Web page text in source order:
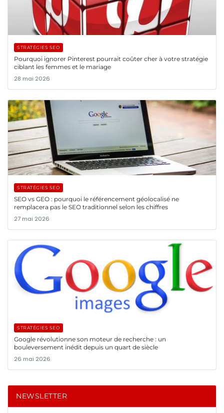
STRATÉGIES SEO
Pourquoi ignorer Pinterest pourrait coûter cher à votre stratégie
ciblant les femmes et le mariage
28 mai 2026
STRATÉGIES SEO
SEO vs GEO : pourquoi le référencement géolocalisé ne
remplacera pas le SEO traditionnel selon les chiffres
27 mai 2026
STRATÉGIES SEO
Google révolutionne son moteur de recherche : un
bouleversement inédit depuis un quart de siècle
26 mai 2026
NEWSLETTER